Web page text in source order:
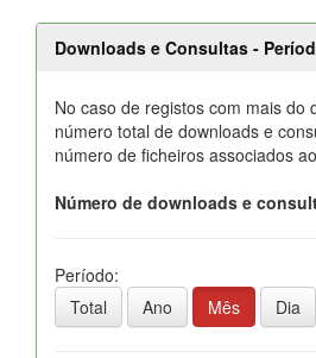
Downloads e Consultas -
No caso de registos com mais do
número total de downloads e
número de ficheiros associados
Número de downloads e
Período:
Total
Ano Mês Dia